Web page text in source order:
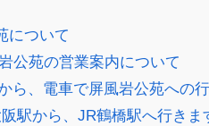
について
公苑の営業案内について
ら、電車で屏風岩公苑への
駅から、JR鶴橋駅へ行きま